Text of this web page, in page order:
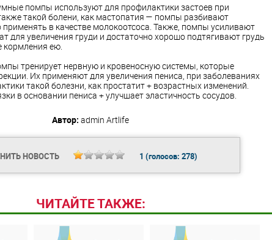
помпы используют для профилактики застоев при
такой болени, как мастопатия — помпы разбивают
в качестве молокоотсоса. Также, помпы усиливают
для увеличения груди и достаточно хорошо подтягивают грудь
кормления ею.
тренирует нервную и кровеносную системы, которые
Их применяют для увеличения пениса, при заболеваниях
такой болезни, как простатит + возрастных изменений.
в основании пениса + улучшает эластичность сосудов.
Автор: admin Artlife
НОВОСТЬ 1 (голосов: 278)
ЧИТАЙТЕ ТАКЖЕ: